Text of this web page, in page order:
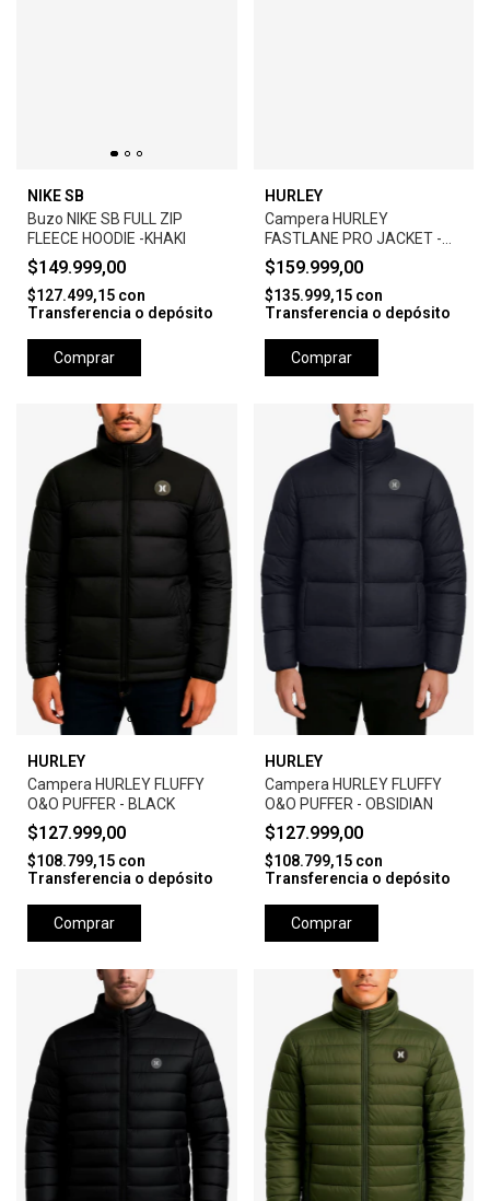
NIKE SB
Buzo NIKE SB FULL ZIP
FLEECE HOODIE -KHAKI
$149.999,00
$127.499,15 con
Transferencia o depósito
Comprar
HURLEY
Campera HURLEY
FASTLANE PRO JACKET -
CAMEL
$159.999,00
$135.999,15 con
Transferencia o depósito
Comprar
HURLEY
Campera HURLEY FLUFFY
O&O PUFFER - BLACK
$127.999,00
$108.799,15 con
Transferencia o depósito
Comprar
HURLEY
Campera HURLEY FLUFFY
O&O PUFFER - OBSIDIAN
$127.999,00
$108.799,15 con
Transferencia o depósito
Comprar